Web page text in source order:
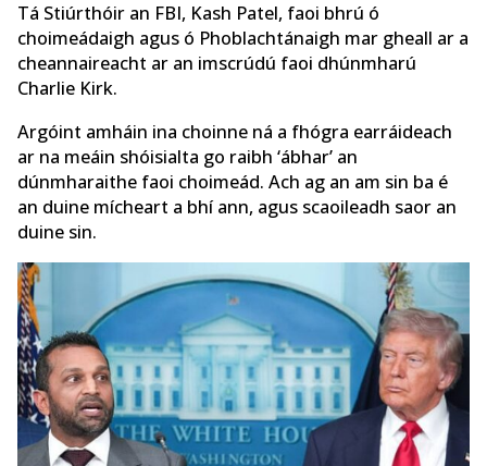
Tá Stiúrthóir an FBI, Kash Patel, faoi bhrú ó
choimeádaigh agus ó Phoblachtánaigh mar gheall ar a
cheannaireacht ar an imscrúdú faoi dhúnmharú
Charlie Kirk.
Argóint amháin ina choinne ná a fhógra earráideach
ar na meáin shóisialta go raibh ‘ábhar’ an
dúnmharaithe faoi choimeád. Ach ag an am sin ba é
an duine mícheart a bhí ann, agus scaoileadh saor an
duine sin.